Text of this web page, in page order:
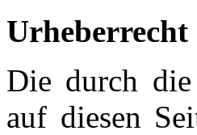
Urheberrecht
Die durch die
auf diesen